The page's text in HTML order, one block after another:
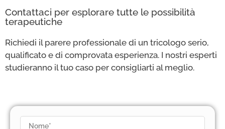
Contattaci per esplorare tutte le possibilità
terapeutiche
Richiedi il parere professionale di un tricologo serio,
qualificato e di comprovata esperienza. I nostri esperti
studieranno il tuo caso per consigliarti al meglio.